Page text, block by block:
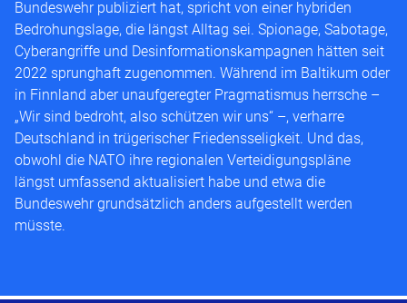
Bundeswehr publiziert hat, spricht von einer hybriden
Bedrohungslage, die längst Alltag sei. Spionage, Sabotage,
Cyberangriffe und Desinformationskampagnen hätten seit
2022 sprunghaft zugenommen. Während im Baltikum oder
in Finnland aber unaufgeregter Pragmatismus herrsche –
„Wir sind bedroht, also schützen wir uns“ –, verharre
Deutschland in trügerischer Friedensseligkeit. Und das,
obwohl die NATO ihre regionalen Verteidigungspläne
längst umfassend aktualisiert habe und etwa die
Bundeswehr grundsätzlich anders aufgestellt werden
müsste.